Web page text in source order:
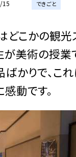
15 できごと
どこかの観光
美術の授業
かりで、こ
動です。